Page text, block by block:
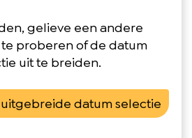
gelieve een andere
proberen of de datum
uit te breiden.
datum selectie